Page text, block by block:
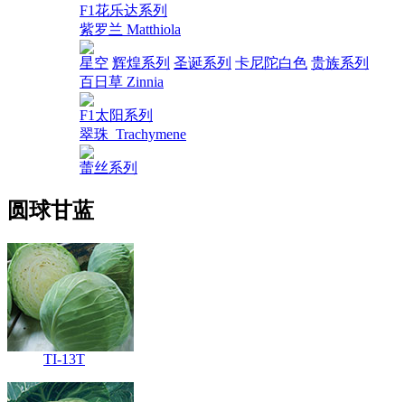
F1花乐达系列
紫罗兰 Matthiola
星空 辉煌系列 圣诞系列 卡尼陀白色 贵族系列
百日草 Zinnia
F1太阳系列
翠珠_Trachymene
蕾丝系列
圆球甘蓝
TI-13T